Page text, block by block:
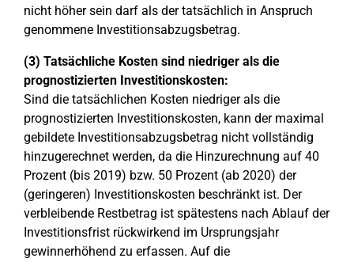
nicht höher sein darf als der tatsächlich in Anspruch
genommene Investitionsabzugsbetrag.
(3) Tatsächliche Kosten sind niedriger als die
prognostizierten Investitionskosten:
Sind die tatsächlichen Kosten niedriger als die
prognostizierten Investitionskosten, kann der maximal
gebildete Investitionsabzugsbetrag nicht vollständig
hinzugerechnet werden, da die Hinzurechnung auf 40
Prozent (bis 2019) bzw. 50 Prozent (ab 2020) der
(geringeren) Investitionskosten beschränkt ist. Der
verbleibende Restbetrag ist spätestens nach Ablauf der
Investitionsfrist rückwirkend im Ursprungsjahr
gewinnerhöhend zu erfassen. Auf die